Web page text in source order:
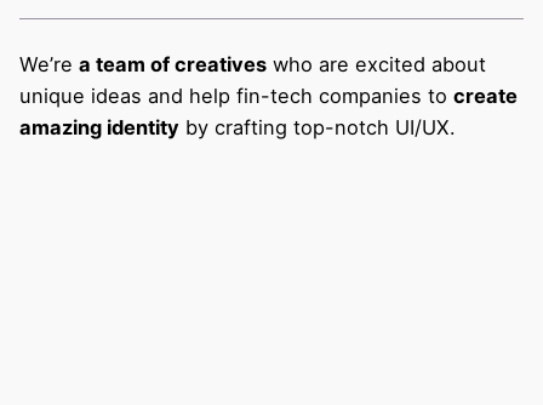
We’re a team of creatives who are excited about
unique ideas and help fin-tech companies to create
amazing identity by crafting top-notch UI/UX.